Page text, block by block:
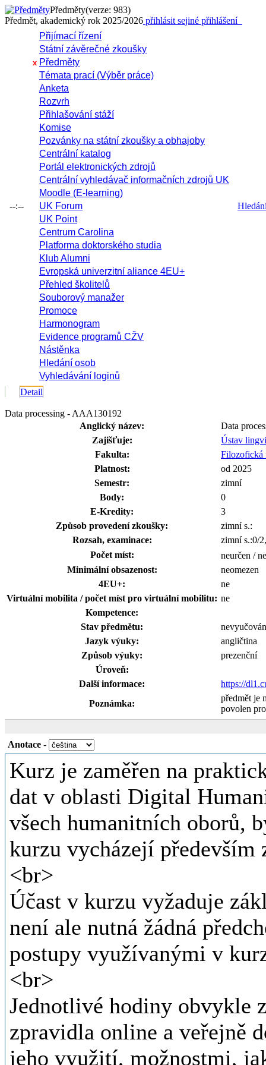
Předměty(verze: 983)
Předmět, akademický rok 2025/2026 přihlásit sejiné přihlášení
--:--
Přijímací řízení
Státní závěrečné zkoušky
x Předměty
Témata prací (Výběr práce)
Anketa
Rozvrh
Přihlašování stáží
Komise
Pozvánky na státní zkoušky a obhajoby
Centrální katalog
Portál elektronických zdrojů
Centrální vyhledávač informačních zdrojů UK
Moodle (E-learning)
UK Forum
UK Point
Centrum Carolina
Platforma doktorského studia
Klub Alumni
Evropská univerzitní aliance 4EU+
Přehled školitelů
Souborový manažer
Promoce
Harmonogram
Evidence programů CŽV
Nástěnka
Hledání osob
Vyhledávání loginů
Detail
Data processing - AAA130192
Anglický název:
Data
Zajišťuje:
Ústav
Fakulta:
Filozofická
Platnost:
od 2025
Semestr:
zimní
Body:
0
E-Kredity:
3
Způsob provedení zkoušky:
zimní s.:
Rozsah, examinace:
zimní s.:0/
Počet míst:
neurčen /
Minimální obsazenost:
neomezen
4EU+:
ne
Virtuální mobilita / počet míst pro virtuální mobilitu: ne
Kompetence:
Stav předmětu:
nevyučován
Jazyk výuky:
angličtina
Způsob výuky:
prezenční
Úroveň:
Další informace:
https://
Poznámka:
předmět je
povolen
Anotace -
Kurz je zaměřen na
dat v oblasti Digital
všech humanitních oborů,
kurzu vycházejí
<br>
Účast v kurzu vyžaduje
není ale nutná žádná
postupy využívanými v
<br>
Jednotlivé hodiny obvykle
zpravidla online a veřejně
jeho využití, možnostmi,